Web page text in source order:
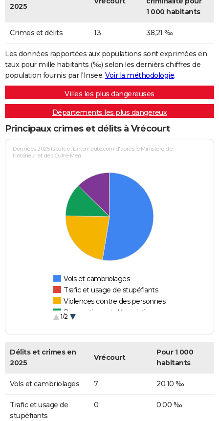
2025
1 000 habitants
Crimes et délits 13 38,21 ‰
Les données rapportées aux populations sont exprimées en
taux pour mille habitants (‰) selon les dernièrs chiffres de
population fournis par l'Insee. Voir la méthodologie.
Villes les plus dangereuses
Départements les plus dangereux
Principaux crimes et délits à Vrécourt
Données 2025 (source : Linternaute.com d'après le Ministère de
l'Intérieur et des Outre-Mer)
Vols et cambriolages
Trafic et usage de stupéfiants
Violences contre des personnes
Destructions et dégradations
1/2
Délits et crimes en
2025
Vrécourt
Pour 1 000
habitants
Vols et cambriolages 7 20,10 ‰
Trafic et usage de
stupéfiants
0 0,00 ‰